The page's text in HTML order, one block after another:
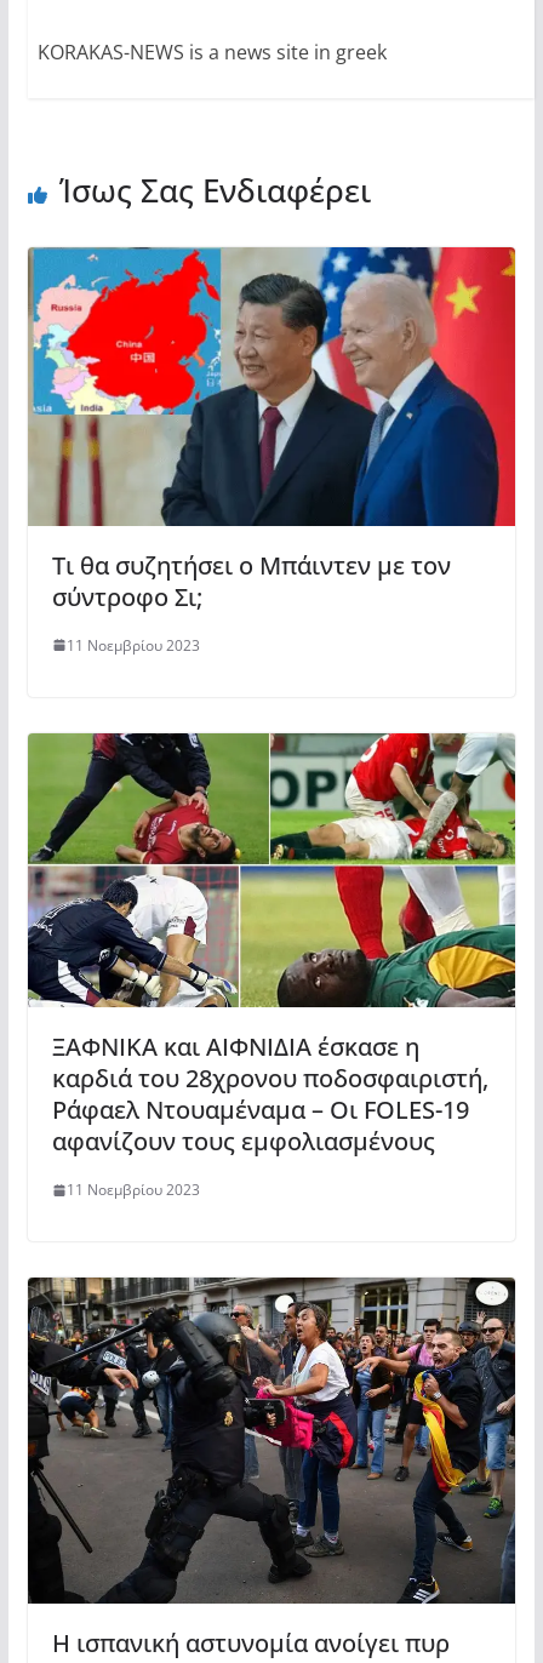
KORAKAS-NEWS is a news site in greek
Ίσως Σας Ενδιαφέρει
Τι θα συζητήσει ο Μπάιντεν με τον
σύντροφο Σι;
11 Νοεμβρίου 2023
ΞΑΦΝΙΚΑ και ΑΙΦΝΙΔΙΑ έσκασε η
καρδιά του 28χρονου ποδοσφαιριστή,
Ράφαελ Ντουαμέναμα – Οι FOLES-19
αφανίζουν τους εμφολιασμένους
11 Νοεμβρίου 2023
Η ισπανική αστυνομία ανοίγει πυρ